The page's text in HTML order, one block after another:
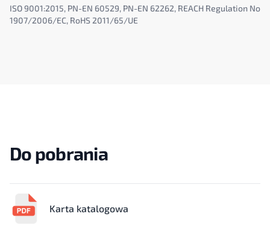
ISO 9001:2015, PN-EN 60529, PN-EN 62262, REACH Regulation No
1907/2006/EC, RoHS 2011/65/UE
Do pobrania
Karta katalogowa